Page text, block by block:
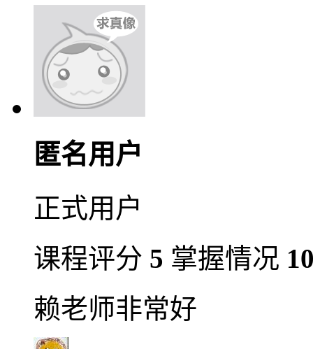
匿名用户
正式用户
课程评分 5 掌握情况
赖老师非常好